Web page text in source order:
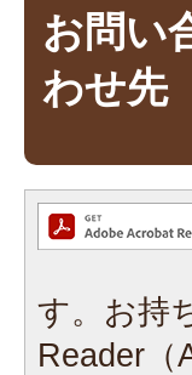
お問い
わせ先
す。お持
Reader（